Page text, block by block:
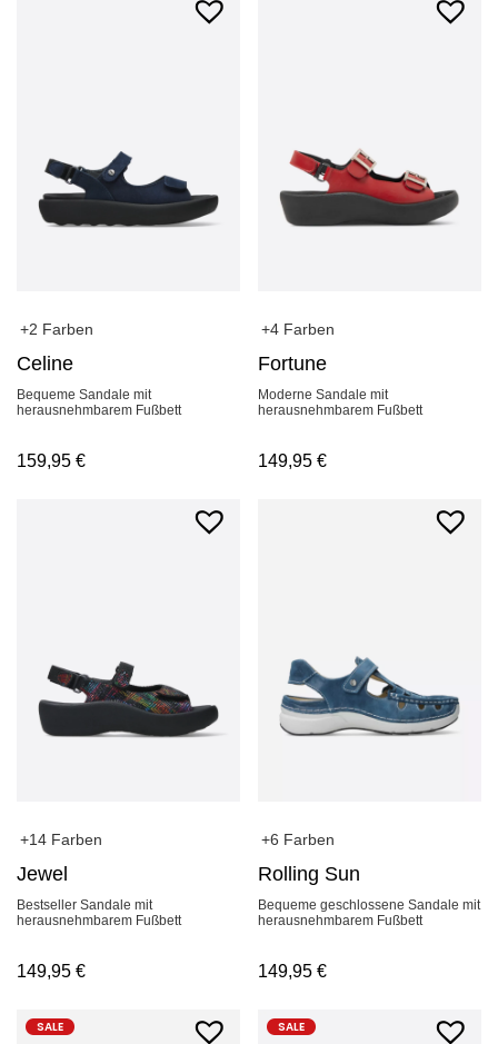
+2 Farben
Celine
Bequeme Sandale mit
herausnehmbarem Fußbett
159,95 €
+4 Farben
Fortune
Moderne Sandale mit
herausnehmbarem Fußbett
149,95€
+14 Farben
Jewel
Bestseller Sandale mit
herausnehmbarem Fußbett
149,95 €
+6 Farben
Rolling Sun
Bequeme geschlossene Sandale mit
herausnehmbarem Fußbett
149,95€
SALE SALE